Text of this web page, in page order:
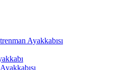
Ayakkabısı